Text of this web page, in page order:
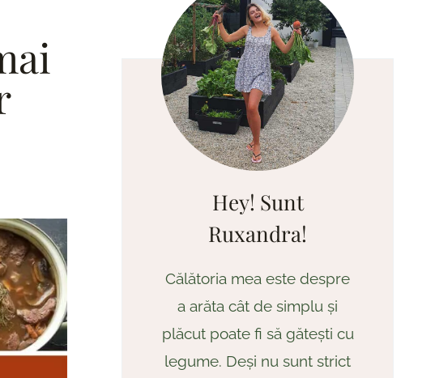
Hey! Sunt
Ruxandra!
Călătoria mea este despre
a arăta cât de simplu și
plăcut poate fi să gătești cu
legume. Deși nu sunt strict